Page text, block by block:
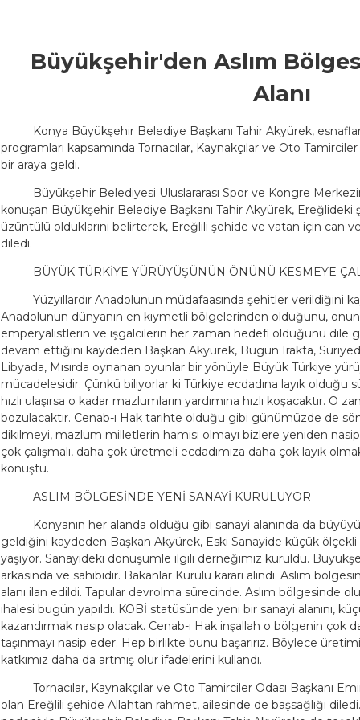
Büyükşehir'den Aslım
Alanı
Konya Büyükşehir Belediye Başkanı Tahir Akyürek,
programları kapsamında Tornacılar, Kaynakçılar ve Oto
bir araya geldi.
Büyükşehir Belediyesi Uluslararası Spor ve Kongre
konuşan Büyükşehir Belediye Başkanı Tahir Akyürek,
üzüntülü olduklarını belirterek, Ereğlili şehide ve vatan için can
diledi.
BÜYÜK TÜRKİYE YÜRÜYÜŞÜNÜN ÖNÜNÜ KESMEYE
Yüzyıllardır Anadolunun müdafaasında şehitler verildiğini
Anadolunun dünyanın en kıymetli bölgelerinden olduğunu,
emperyalistlerin ve işgalcilerin her zaman hedefi olduğunu dile
devam ettiğini kaydeden Başkan Akyürek, Bugün Irakta,
Libyada, Mısırda oynanan oyunlar bir yönüyle Büyük Türkiye
mücadelesidir. Çünkü biliyorlar ki Türkiye ecdadına layık olduğu
hızlı ulaşırsa o kadar mazlumların yardımına hızlı koşacaktır.
bozulacaktır. Cenab-ı Hak tarihte olduğu gibi günümüzde de
dikilmeyi, mazlum milletlerin hamisi olmayı bizlere yeniden
çok çalışmalı, daha çok üretmeli ecdadımıza daha çok layık
konuştu.
ASLIM BÖLGESİNDE YENİ SANAYİ KURULUYOR
Konyanın her alanda olduğu gibi sanayi alanında da
geldiğini kaydeden Başkan Akyürek, Eski Sanayide küçük
yaşıyor. Sanayideki dönüşümle ilgili derneğimiz kuruldu.
arkasında ve sahibidir. Bakanlar Kurulu kararı alındı. Aslım
alanı ilan edildi. Tapular devrolma sürecinde. Aslım bölgesinde
ihalesi bugün yapıldı. KOBİ statüsünde yeni bir sanayi alanını,
kazandırmak nasip olacak. Cenab-ı Hak inşallah o bölgenin çok
taşınmayı nasip eder. Hep birlikte bunu başarırız. Böylece
katkımız daha da artmış olur ifadelerini kullandı.
Tornacılar, Kaynakçılar ve Oto Tamirciler Odası Başkanı
olan Ereğlili şehide Allahtan rahmet, ailesinde de başsağlığı